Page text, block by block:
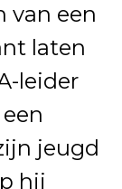
van een
laten
leider
jeugd
hij